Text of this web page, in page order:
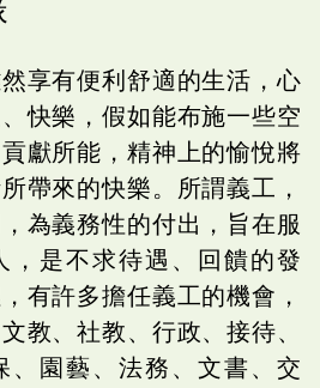
享有便利舒適的生活，心
快樂，假如能布施一些空
獻所能，精神上的愉悅將
帶來的快樂。所謂義工，
為義務性的付出，旨在服
，是不求待遇、回饋的發
有許多擔任義工的機會，
教、社教、行政、接待、
、園藝、法務、文書、交